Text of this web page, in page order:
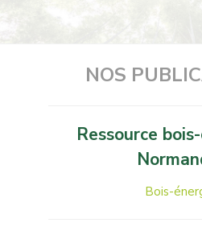
NOS
Ressource
Bois-